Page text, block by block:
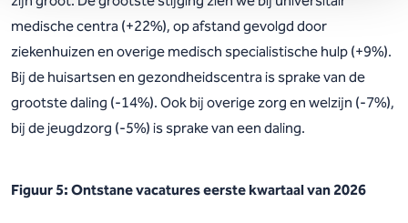
medische centra (+22%), op afstand gevolgd door
ziekenhuizen en overige medisch specialistische hulp (+9%).
Bij de huisartsen en gezondheidscentra is sprake van de
grootste daling (-14%). Ook bij overige zorg en welzijn (-7%),
bij de jeugdzorg (-5%) is sprake van een daling.
Figuur 5: Ontstane vacatures eerste kwartaal van 2026